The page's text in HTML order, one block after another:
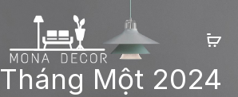
Tháng Một 2024